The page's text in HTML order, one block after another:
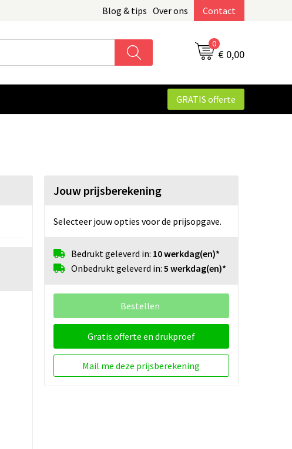
Blog & tips Over ons Contact
0
€ 0,00
GRATIS offerte
Jouw prijsberekening
Selecteer jouw opties voor de prijsopgave.
Bedrukt geleverd in: 10 werkdag(en)*
Onbedrukt geleverd in: 5 werkdag(en)*
Bestellen
Gratis offerte en drukproef
Mail me deze prijsberekening